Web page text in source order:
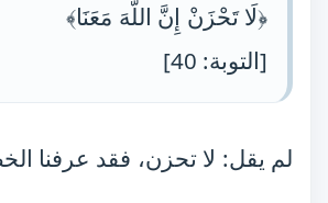
﴿لَا تَحْزَنْ إِنَّ اللَّهَ مَعَنَا﴾
[التوبة: 40]
لم يقل: لا تحزن، فقد عرفنا